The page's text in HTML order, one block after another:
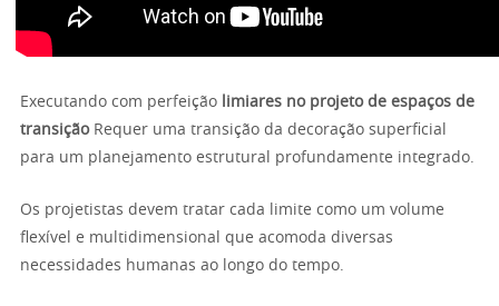
Executando com perfeição
limiares no projeto de espaços de
transiçãoRequer uma transição da decoração superficial
para um planejamento estrutural profundamente integrado.
Os projetistas devem tratar cada limite como um volume
flexível e multidimensional que acomoda diversas
necessidades humanas ao longo do tempo.